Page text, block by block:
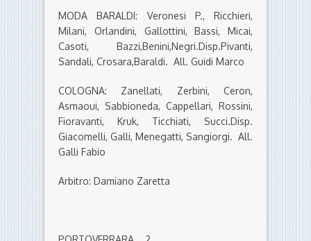
MODA BARALDI: Veronesi P., Ricchieri,
Milani, Orlandini, Gallottini, Bassi, Micai,
Casoti, Bazzi,Benini,Negri.Disp.Pivanti,
Sandali, Crosara,Baraldi. All. Guidi Marco
COLOGNA: Zanellati, Zerbini, Ceron,
Asmaoui, Sabbioneda, Cappellari, Rossini,
Fioravanti, Kruk, Ticchiati, Succi.Disp.
Giacomelli, Galli, Menegatti, Sangiorgi. All.
Galli Fabio
Arbitro: Damiano Zaretta